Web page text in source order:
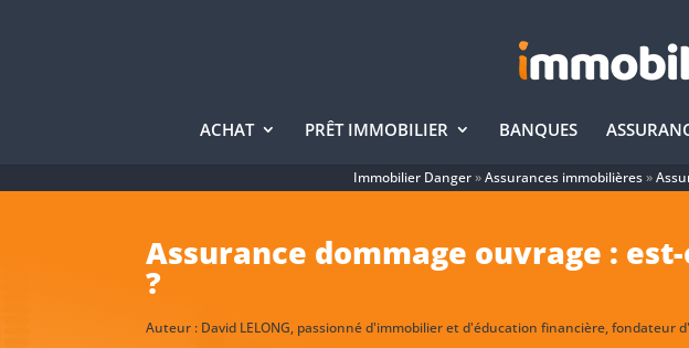
ACHAT PRÊT IMMOBILIER BANQUES
Immobilier Danger»Assurances immobilières»
Assurance dommage ouvrage :
?
Auteur : David LELONG, passionné d'immobilier et d'éducation financière, fondateur